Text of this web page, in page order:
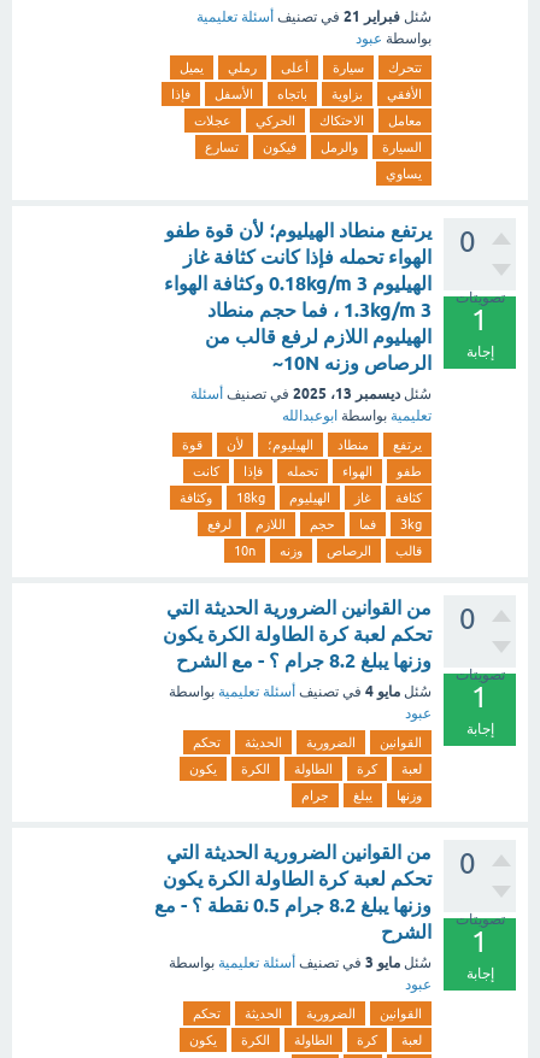
سُئل فبراير 21 في تصنيف أسئلة تعليمية
بواسطة عبود
تتحرك سيارة أعلى رملي
يميل
الأفقي
بزاوية باتجاه الأسفل
فإذا
معامل
الاحتكاك الحركي
عجلات
السيارة
والرمل فيكون
تسارع
يساوي
0
تصويتات
1
إجابة
يرتفع منطاد الهيليوم؛ لأن قوة طفو
الهواء تحمله فإذا كانت كثافة غاز
الهيليوم 3 0.18kg/m وكثافة الهواء
3 1.3kg/m ، فما حجم منطاد
الهيليوم اللازم لرفع قالب من
الرصاص وزنه 10N~
سُئل ديسمبر 13، 2025 في تصنيف أسئلة
تعليمية بواسطة ابوعبدالله
يرتفع منطاد الهيليوم؛ لأن
قوة
طفو
الهواء تحمله فإذا
كانت
كثافة
غاز الهيليوم 18kg
وكثافة
3kg
فما حجم اللازم
لرفع
قالب
الرصاص وزنه 10n
0
تصويتات
1
إجابة
من القوانين الضرورية الحديثة التي
تحكم لعبة كرة الطاولة الكرة يكون
وزنها يبلغ 8.2 جرام ؟ - مع الشرح
سُئل مايو 4 في تصنيف أسئلة تعليمية بواسطة
عبود
القوانين الضرورية الحديثة
تحكم
لعبة
كرة الطاولة الكرة
يكون
وزنها
يبلغ جرام
0
تصويتات
1
إجابة
من القوانين الضرورية الحديثة التي
تحكم لعبة كرة الطاولة الكرة يكون
وزنها يبلغ 8.2 جرام 0.5 نقطة ؟ - مع
الشرح
سُئل مايو 3 في تصنيف أسئلة تعليمية بواسطة
عبود
القوانين الضرورية الحديثة
تحكم
لعبة
كرة الطاولة الكرة يكون